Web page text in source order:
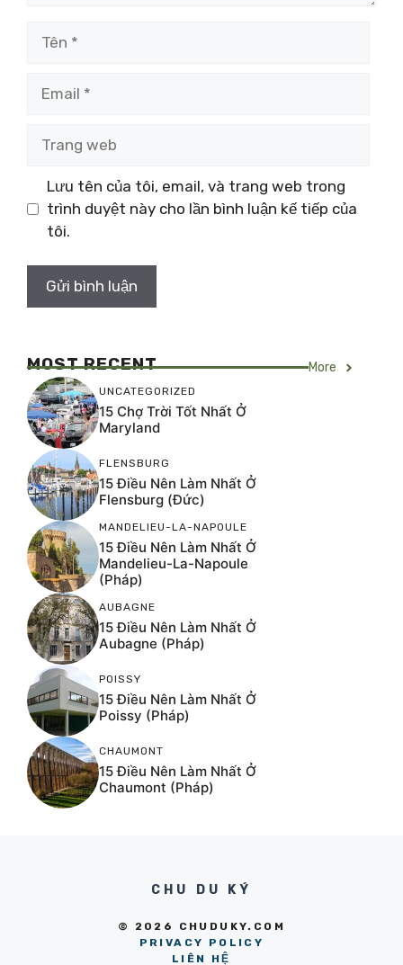
web
Lưu tên của tôi, email, và trang web trong
trình duyệt này cho lần bình luận kế tiếp của
tôi.
MOST RECENT More
UNCATEGORIZED
15 Chợ Trời Tốt Nhất Ở
Maryland
FLENSBURG
15 Điều Nên Làm Nhất Ở
Flensburg (Đức)
MANDELIEU-LA-NAPOULE
15 Điều Nên Làm Nhất Ở
Mandelieu-La-Napoule
(Pháp)
AUBAGNE
15 Điều Nên Làm Nhất Ở
Aubagne (Pháp)
POISSY
15 Điều Nên Làm Nhất Ở
Poissy (Pháp)
CHAUMONT
15 Điều Nên Làm Nhất Ở
Chaumont (Pháp)
CHU DU KÝ
© 2026 CHUDUKY.COM
PRIVACY POLICY
LIÊN HỆ